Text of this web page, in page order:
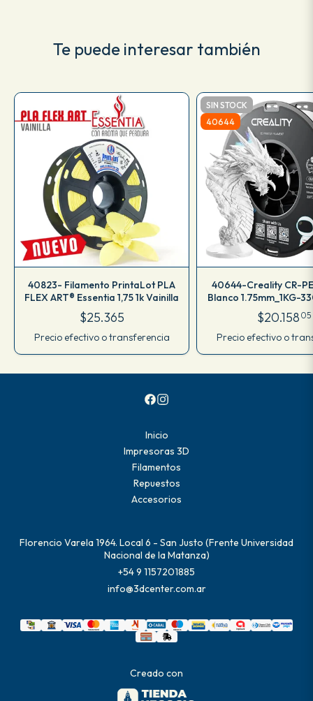
Te puede interesar también
40823- Filamento PrintaLot PLA
FLEX ART® Essentia 1,75 1k Vainilla
$25.365
Precio efectivo o transferencia
SIN STOCK
40644
40644-Creality CR-
Blanco 1.75mm_1KG-
$20.158 05
Precio efectivo o
Inicio
Impresoras 3D
Filamentos
Repuestos
Accesorios
Florencio Varela 1964. Local 6 - San Justo (Frente Universidad
Nacional de la Matanza)
+54 9 1157201885
info@3dcenter.com.ar
Creado con